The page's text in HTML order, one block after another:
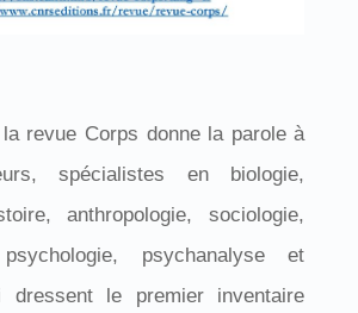
la revue Corps donne la parole à
spécialistes en biologie,
anthropologie, sociologie,
psychologie, psychanalyse et
dressent le premier inventaire